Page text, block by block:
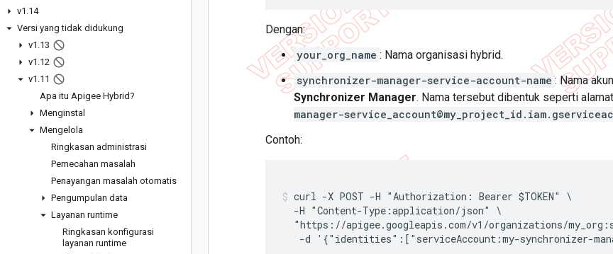
v1 .14
Versi yang tidak didukung
v1 .13
v1 .12
v1 .11
Apa itu Apigee Hybrid?
Menginstal
Mengelola
Ringkasan administrasi
Pemecahan masalah
Penayangan masalah otomatis
Pengumpulan data
Layanan runtime
Ringkasan konfigurasi
layanan runtime
Dengan:
your_org_name : Nama organisasi hybrid.
synchronizer-manager-service-account-name : Nama
Synchronizer Manager. Nama tersebut dibentuk seperti
manager-
Contoh:
curl -X POST -H "Authorization: Bearer $TOKEN" \
  -H "Content-Type:application/json" \
"https://apigee.googleapis.com/v1/organizations/